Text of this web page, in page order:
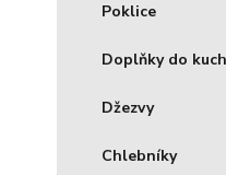
Poklice
Doplňky do
Džezvy
Chlebníky